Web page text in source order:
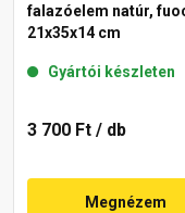
falazóelem natúr,
21x35x14 cm
Gyártói készleten
3 700 Ft / db
Megnézem